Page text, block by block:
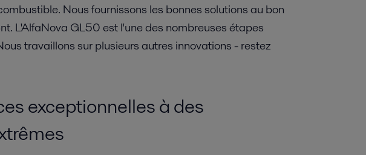
Nous fournissons les bonnes solutions au bon
L'AlfaNova GL50 est l'une des nombreuses étapes
travaillons sur plusieurs autres innovations - restez
exceptionnelles à des